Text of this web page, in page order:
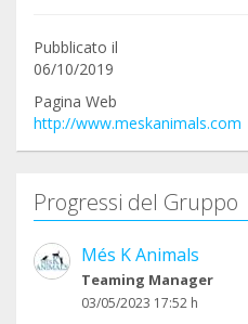
Pubblicato il
06/10/2019
Pagina Web
http://www.meskanimals.com
Progressi del Gruppo
Més K Animals
Teaming Manager
03/05/2023 17:52 h